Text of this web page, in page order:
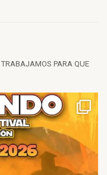
TRABAJAMOS PARA QUE